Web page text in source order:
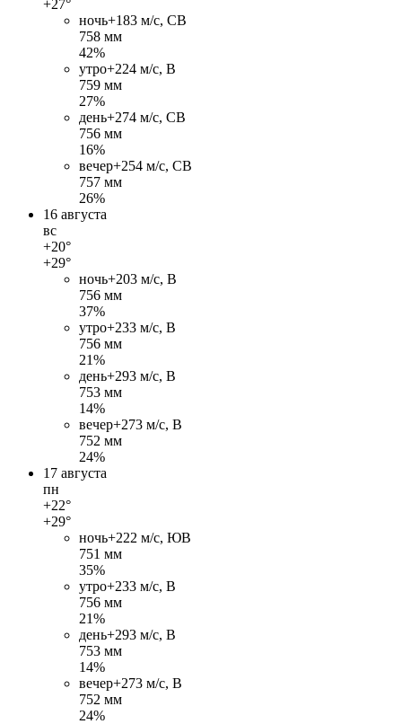
+27°
ночь+183 м/c, СВ
758 мм
42%
утро+224 м/c, В
759 мм
27%
день+274 м/c, СВ
756 мм
16%
вечер+254 м/c, СВ
757 мм
26%
16 августа
вс
+20°
+29°
ночь+203 м/c, В
756 мм
37%
утро+233 м/c, В
756 мм
21%
день+293 м/c, В
753 мм
14%
вечер+273 м/c, В
752 мм
24%
17 августа
пн
+22°
+29°
ночь+222 м/c, ЮВ
751 мм
35%
утро+233 м/c, В
756 мм
21%
день+293 м/c, В
753 мм
14%
вечер+273 м/c, В
752 мм
24%